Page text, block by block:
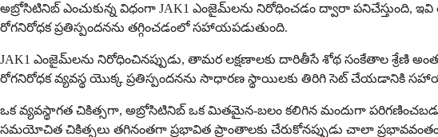
అబ్రోసిటినిబ్ ఎంచుకున్న విధంగా JAK1 ఎంజైమ్‌లను నిరోధించడం ద్వారా పనిచేస్తుంది,
రోగనిరోధక ప్రతిస్పందనను తగ్గించడంలో సహాయపడుతుంది.
JAK1 ఎంజైమ్‌లను నిరోధించినప్పుడు, తామర లక్షణాలకు దారితీసే శోథ సంకేతాల శ్రేణి
రోగనిరోధక వ్యవస్థ యొక్క ప్రతిస్పందనను సాధారణ స్థాయిలకు తిరిగి సెట్ చేయడానికి
ఒక వ్యవస్థాగత చికిత్సగా, అబ్రోసిటినిబ్ ఒక మితమైన-బలం కలిగిన మందుగా
సమయోచిత చికిత్సలు తగినంతగా ప్రభావిత ప్రాంతాలకు చేరుకోనప్పుడు చాలా